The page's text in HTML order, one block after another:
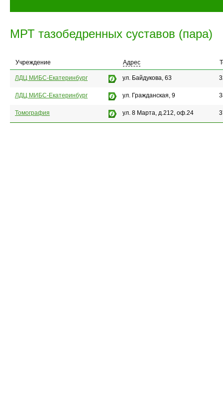
МРТ тазобедренных суставов (пара)
Учреждение Адрес
ЛДЦ МИБС-Екатеринбург ул. Байдукова, 63
ЛДЦ МИБС-Екатеринбург ул. Гражданская, 9
Томография ул. 8 Марта, д.212, оф.24